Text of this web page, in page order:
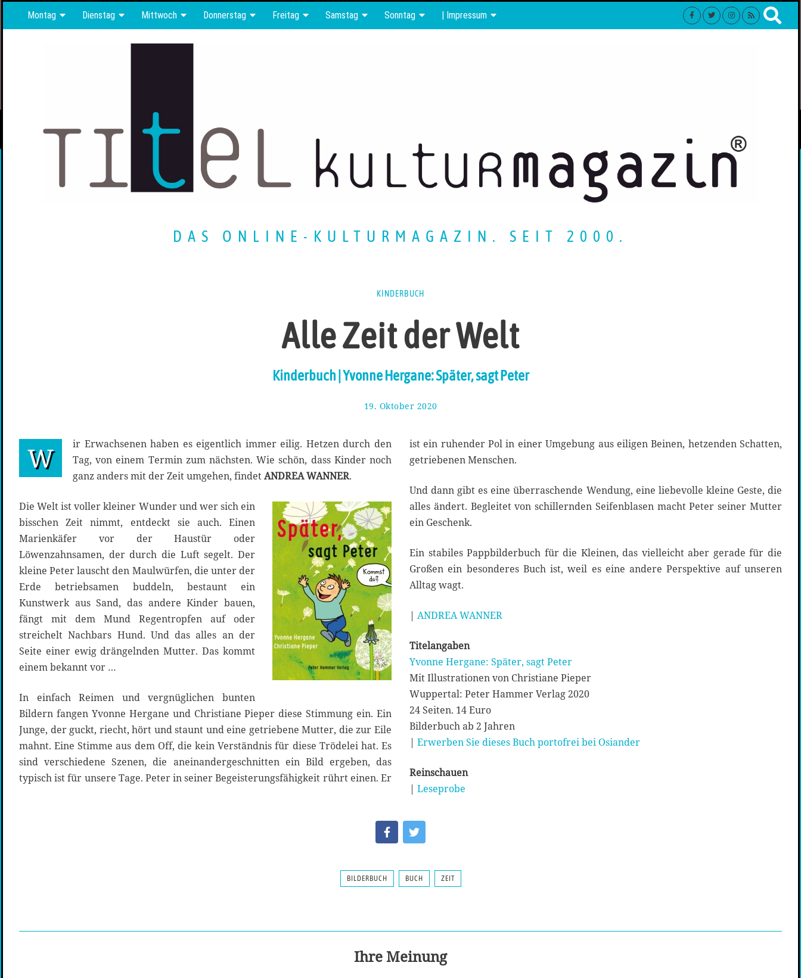
Montag Dienstag Mittwoch Donnerstag Freitag Samstag Sonntag | Impressum
DAS ONLINE-KULTURMAGAZIN. SEIT 2000.
KINDERBUCH
Alle Zeit der Welt
Kinderbuch | Yvonne Hergane: Später, sagt Peter
19. Oktober 2020
O
k
t
b
e
r
2
2
W
ir Erwachsenen haben es eigentlich immer eilig. Hetzen durch den
Tag, von einem Termin zum nächsten. Wie schön, dass Kinder noch
ganz anders mit der Zeit umgehen, findetANDREA WANNER.
Die Welt ist voller kleiner Wunder und wer sich ein
bisschen Zeit nimmt, entdeckt sie auch. Einen
Marienkäfer vor der Haustür oder
Löwenzahnsamen, der durch die Luft segelt. Der
kleine Peter lauscht den Maulwürfen, die unter der
Erde betriebsamen buddeln, bestaunt ein
Kunstwerk aus Sand, das andere Kinder bauen,
fängt mit dem Mund Regentropfen auf oder
streichelt Nachbars Hund. Und das alles an der
Seite einer ewig drängelnden Mutter. Das kommt
einem bekannt vor …
In einfach Reimen und vergnüglichen bunten
Bildern fangen Yvonne Hergane und Christiane Pieper diese Stimmung ein. Ein
Junge, der guckt, riecht, hört und staunt und eine getriebene Mutter, die zur Eile
mahnt. Eine Stimme aus dem Off, die kein Verständnis für diese Trödelei hat. Es
sind verschiedene Szenen, die aneinandergeschnitten ein Bild ergeben, das
typisch ist für unsere Tage. Peter in seiner Begeisterungsfähigkeit rührt einen. Er
ist ein ruhender Pol in einer Umgebung aus eiligen Beinen, hetzenden Schatten,
getriebenen Menschen.
Und dann gibt es eine überraschende Wendung, eine liebevolle kleine Geste, die
alles ändert. Begleitet von schillernden Seifenblasen macht Peter seiner Mutter
ein Geschenk.
Ein stabiles Pappbilderbuch für die Kleinen, das vielleicht aber gerade für die
Großen ein besonderes Buch ist, weil es eine andere Perspektive auf unseren
Alltag wagt.
| ANDREA WANNER
Titelangaben
Yvonne Hergane: Später, sagt Peter
Mit Illustrationen von Christiane Pieper
Wuppertal: Peter Hammer Verlag 2020
24 Seiten. 14 Euro
Bilderbuch ab 2 Jahren
| Erwerben Sie dieses Buch portofrei bei Osiander
Reinschauen
| Leseprobe
BILDERBUCH BUCH ZEIT
Ihre Meinung